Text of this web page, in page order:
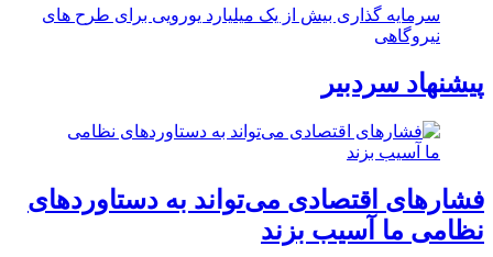
سرمایه گذاری بیش از یک میلیارد یورویی برای طرح های
نیروگاهی
پیشنهاد سردبیر
فشارهای اقتصادی می‌تواند به دستاوردهای
نظامی ما آسیب بزند